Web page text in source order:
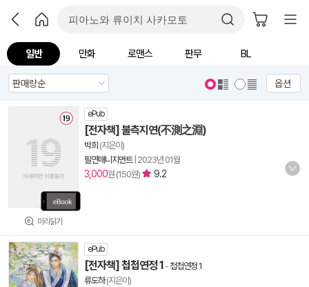
일반 만화 로맨스 판무 BL
옵션
미리읽기
ePub
[전자책] 불측지연(不測之淵)
박희 (지은이)
필연매니지먼트| 2023년 01월
3,000원 (150원) 9.2
ePub
[전자책] 첩첩연정 1 -첩첩연정 1
류도하(지은이)